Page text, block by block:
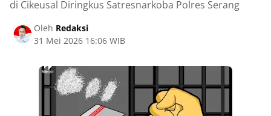
di Cikeusal Diringkus Satresnarkoba Polres Serang
Oleh Redaksi
31 Mei 2026 16:06 WIB